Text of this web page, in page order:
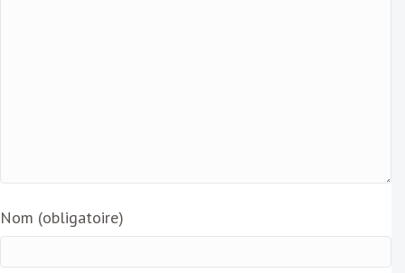
Nom (obligatoire)